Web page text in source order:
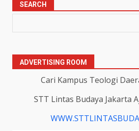
SEARCH
ADVERTISING ROOM
Cari Kampus Teologi
STT Lintas Budaya Jakarta